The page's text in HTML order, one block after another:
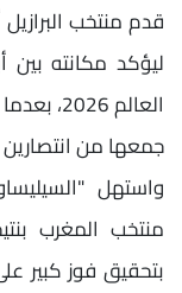
قدم منتخب
ليؤكد مكانته
العالم
جمعها من
واستهل
بتحقيق فوز كبير